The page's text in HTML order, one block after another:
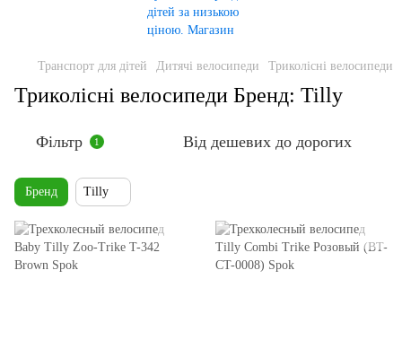
Транспорт для дітей Дитячі велосипеди Триколісні велосипеди
Триколісні велосипеди Бренд: Tilly
Фільтр 1 Від дешевих до дорогих
Бренд Tilly